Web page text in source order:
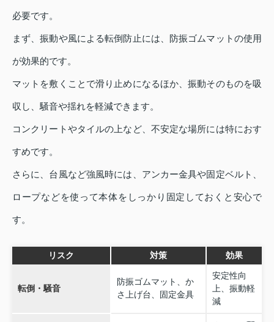
必要です。
まず、振動や風による転倒防止には、防振ゴムマットの使用
が効果的です。
マットを敷くことで滑り止めになるほか、振動そのものを吸
収し、騒音や揺れを軽減できます。
コンクリートやタイルの上など、不安定な場所には特におす
すめです。
さらに、台風など強風時には、アンカー金具や固定ベルト、
ロープなどを使って本体をしっかり固定しておくと安心で
す。
リスク 対策 効果
転倒・騒音
防振ゴムマット、か
さ上げ台、固定金具
安定性向
上、振動軽
減